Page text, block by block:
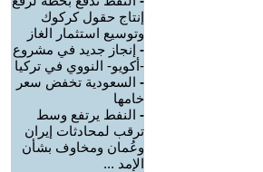
إنتاج حقول كركوك
وتوسيع استثمار الغاز
- إنجاز جديد في مشروع
-أكويو- النووي في تركيا
- السعودية تخفض سعر
خامها
- النفط يرتفع وسط
ترقب لمحادثات إيران
وعُمان ومخاوف بشأن
الإمد ...